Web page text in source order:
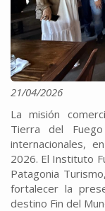
21/04/2026
La misión
Tierra del
internacionales,
2026. El Instituto
Patagonia
fortalecer la
destino Fin del